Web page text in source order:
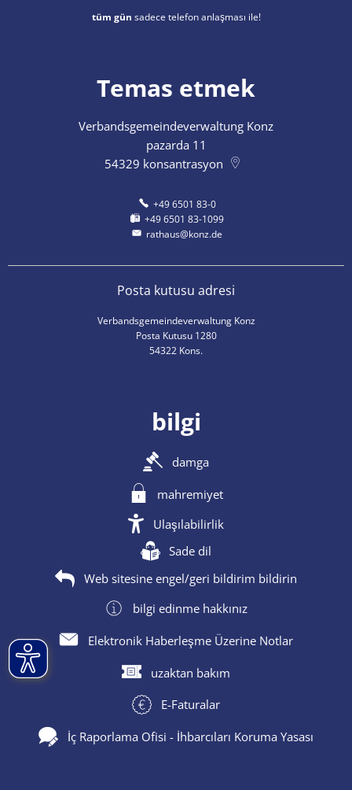
tüm gün sadece telefon anlaşması ile!
Temas etmek
Verbandsgemeindeverwaltung Konz
pazarda 11
54329 konsantrasyon
+49 6501 83-0
+49 6501 83-1099
rathaus@konz.de
Posta kutusu adresi
Verbandsgemeindeverwaltung Konz
Posta Kutusu 1280
54322 Kons.
bilgi
damga
mahremiyet
Ulaşılabilirlik
Sade dil
Web sitesine engel/geri bildirim bildirin
bilgi edinme hakkınız
Elektronik Haberleşme Üzerine Notlar
uzaktan bakım
E-Faturalar
İç Raporlama Ofisi - İhbarcıları Koruma Yasası